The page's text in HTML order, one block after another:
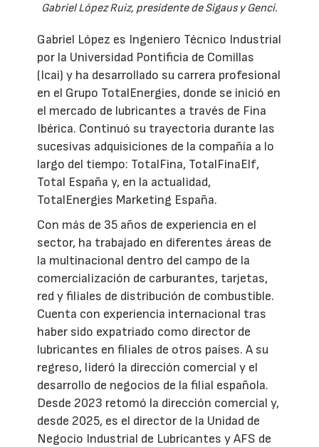
Gabriel López Ruiz, presidente de Sigaus y Genci.
Gabriel López es Ingeniero Técnico Industrial
por la Universidad Pontificia de Comillas
(Icai) y ha desarrollado su carrera profesional
en el Grupo TotalEnergies, donde se inició en
el mercado de lubricantes a través de Fina
Ibérica. Continuó su trayectoria durante las
sucesivas adquisiciones de la compañía a lo
largo del tiempo: TotalFina, TotalFinaElf,
Total España y, en la actualidad,
TotalEnergies Marketing España.
Con más de 35 años de experiencia en el
sector, ha trabajado en diferentes áreas de
la multinacional dentro del campo de la
comercialización de carburantes, tarjetas,
red y filiales de distribución de combustible.
Cuenta con experiencia internacional tras
haber sido expatriado como director de
lubricantes en filiales de otros países. A su
regreso, lideró la dirección comercial y el
desarrollo de negocios de la filial española.
Desde 2023 retomó la dirección comercial y,
desde 2025, es el director de la Unidad de
Negocio Industrial de Lubricantes y AFS de